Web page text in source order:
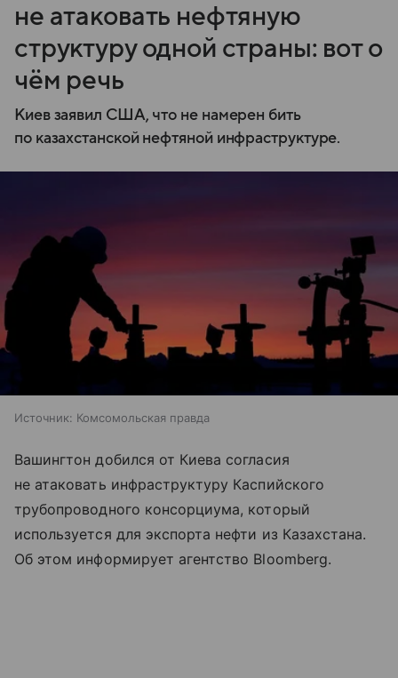
не атаковать нефтяную
структуру одной страны: вот о
чём речь
Киев заявил США, что не намерен бить
по казахстанской нефтяной инфраструктуре.
Источник: Комсомольская правда
Вашингтон добился от Киева согласия
не атаковать инфраструктуру Каспийского
трубопроводного консорциума, который
используется для экспорта нефти из Казахстана.
Об этом информирует агентство Bloomberg.